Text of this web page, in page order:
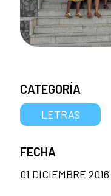
CATEGORÍA
LETRAS
FECHA
01 DICIEMBRE 2016